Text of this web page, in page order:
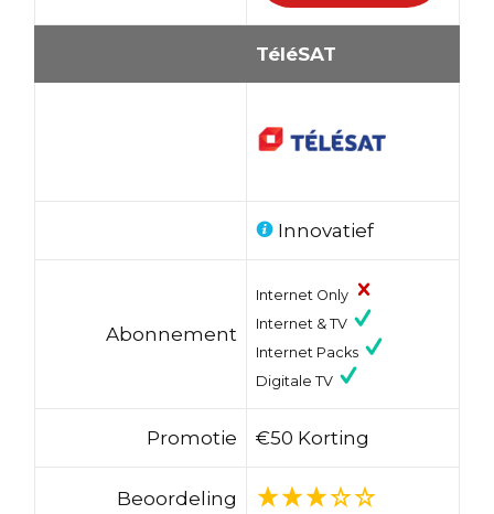
TéléSAT
Innovatief
Abonnement
Internet Only
Internet & TV
Internet Packs
Digitale TV
Promotie €50 Korting
Beoordeling